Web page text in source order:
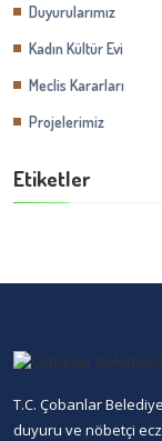
Duyurularımız
Kadın Kültür Evi
Meclis Kararları
Projelerimiz
Etiketler
T.C. Çobanlar
duyuru ve nöbetçi